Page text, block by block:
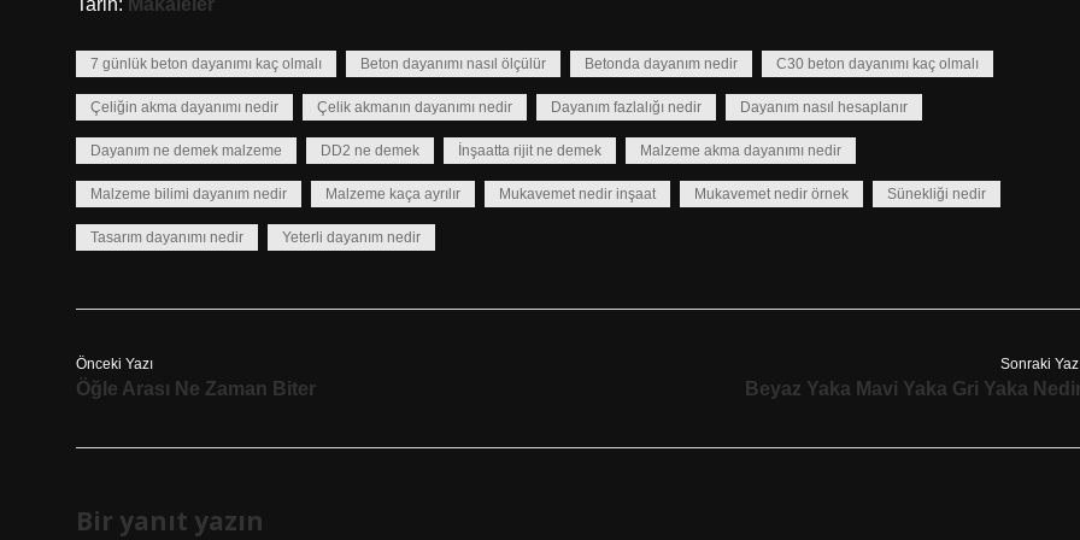
Tarih: Makaleler
7 günlük beton dayanımı kaç olmalı Beton dayanımı nasıl ölçülür Betonda dayanım nedir C30 beton dayanımı kaç olmalı
Çeliğin akma dayanımı nedir Çelik akmanın dayanımı nedir Dayanım fazlalığı nedir Dayanım nasıl hesaplanır
Dayanım ne demek malzeme DD2 ne demek İnşaatta rijit ne demek Malzeme akma dayanımı nedir
Malzeme bilimi dayanım nedir Malzeme kaça ayrılır Mukavemet nedir inşaat Mukavemet nedir örnek Sünekliği nedir
Tasarım dayanımı nedir Yeterli dayanım nedir
Önceki Yazı
Öğle Arası Ne Zaman Biter
Sonraki
Beyaz Yaka Mavi Yaka Gri Yaka
Bir yanıt yazın